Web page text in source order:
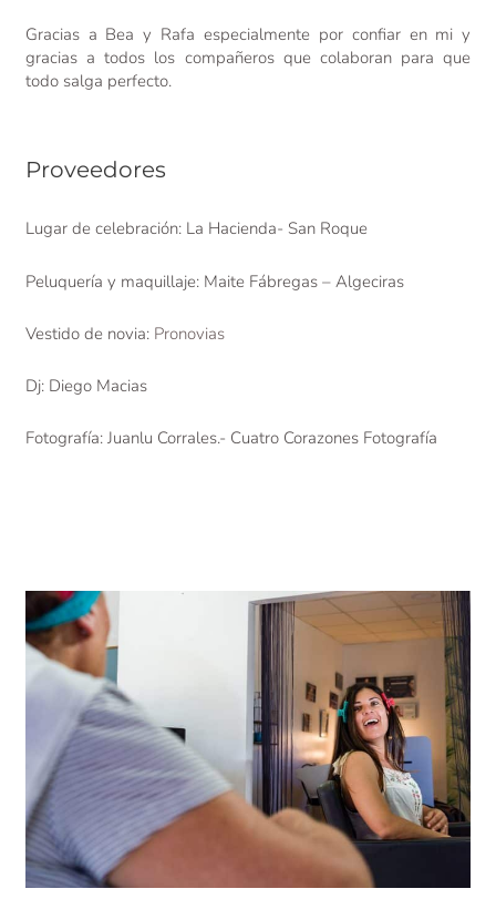
Gracias a Bea y Rafa especialmente por confiar en mi y
gracias a todos los compañeros que colaboran para que
todo salga perfecto.
Proveedores
Lugar de celebración: La Hacienda- San Roque
Peluquería y maquillaje: Maite Fábregas – Algeciras
Vestido de novia: Pronovias
Dj: Diego Macias
Fotografía: Juanlu Corrales.- Cuatro Corazones Fotografía